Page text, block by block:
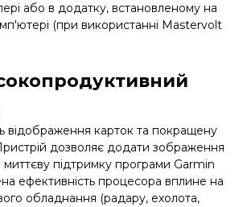
або в додатку, встановленому на
(при використанні Mastervolt
відображення карток та покращену
дозволяє додати зображення
миттєву підтримку програми Garmin
ефективність процесора вплине на
обладнання (радару, ехолота,